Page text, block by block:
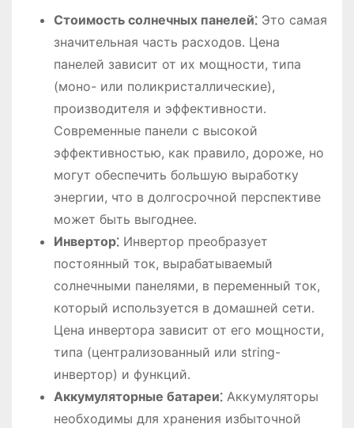
Стоимость солнечных панелей⁚Это самая
значительная часть расходов․ Цена
панелей зависит от их мощности, типа
(моно- или поликристаллические),
производителя и эффективности․
Современные панели с высокой
эффективностью, как правило, дороже, но
могут обеспечить большую выработку
энергии, что в долгосрочной перспективе
может быть выгоднее․
Инвертор⁚Инвертор преобразует
постоянный ток, вырабатываемый
солнечными панелями, в переменный ток,
который используется в домашней сети․
Цена инвертора зависит от его мощности,
типа (централизованный или string-
инвертор) и функций․
Аккумуляторные батареи⁚Аккумуляторы
необходимы для хранения избыточной